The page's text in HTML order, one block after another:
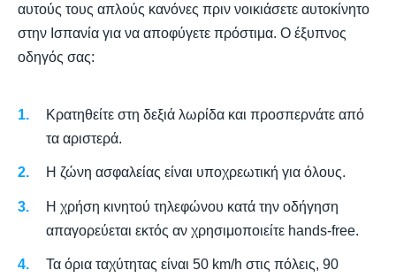
αυτούς τους απλούς κανόνες πριν νοικιάσετε αυτοκίνητο
στην Ισπανία για να αποφύγετε πρόστιμα. Ο έξυπνος
οδηγός σας:
Κρατηθείτε στη δεξιά λωρίδα και προσπερνάτε από
τα αριστερά.
Η ζώνη ασφαλείας είναι υποχρεωτική για όλους.
Η χρήση κινητού τηλεφώνου κατά την οδήγηση
απαγορεύεται εκτός αν χρησιμοποιείτε hands-free.
Τα όρια ταχύτητας είναι 50 km/h στις πόλεις, 90